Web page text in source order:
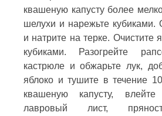
квашеную капусту более
шелухи и нарежьте кубиками.
и натрите на терке. Очистите
кубиками. Разогрейте
кастрюле и обжарьте лук,
яблоко и тушите в течение
квашеную капусту,
лавровый лист,